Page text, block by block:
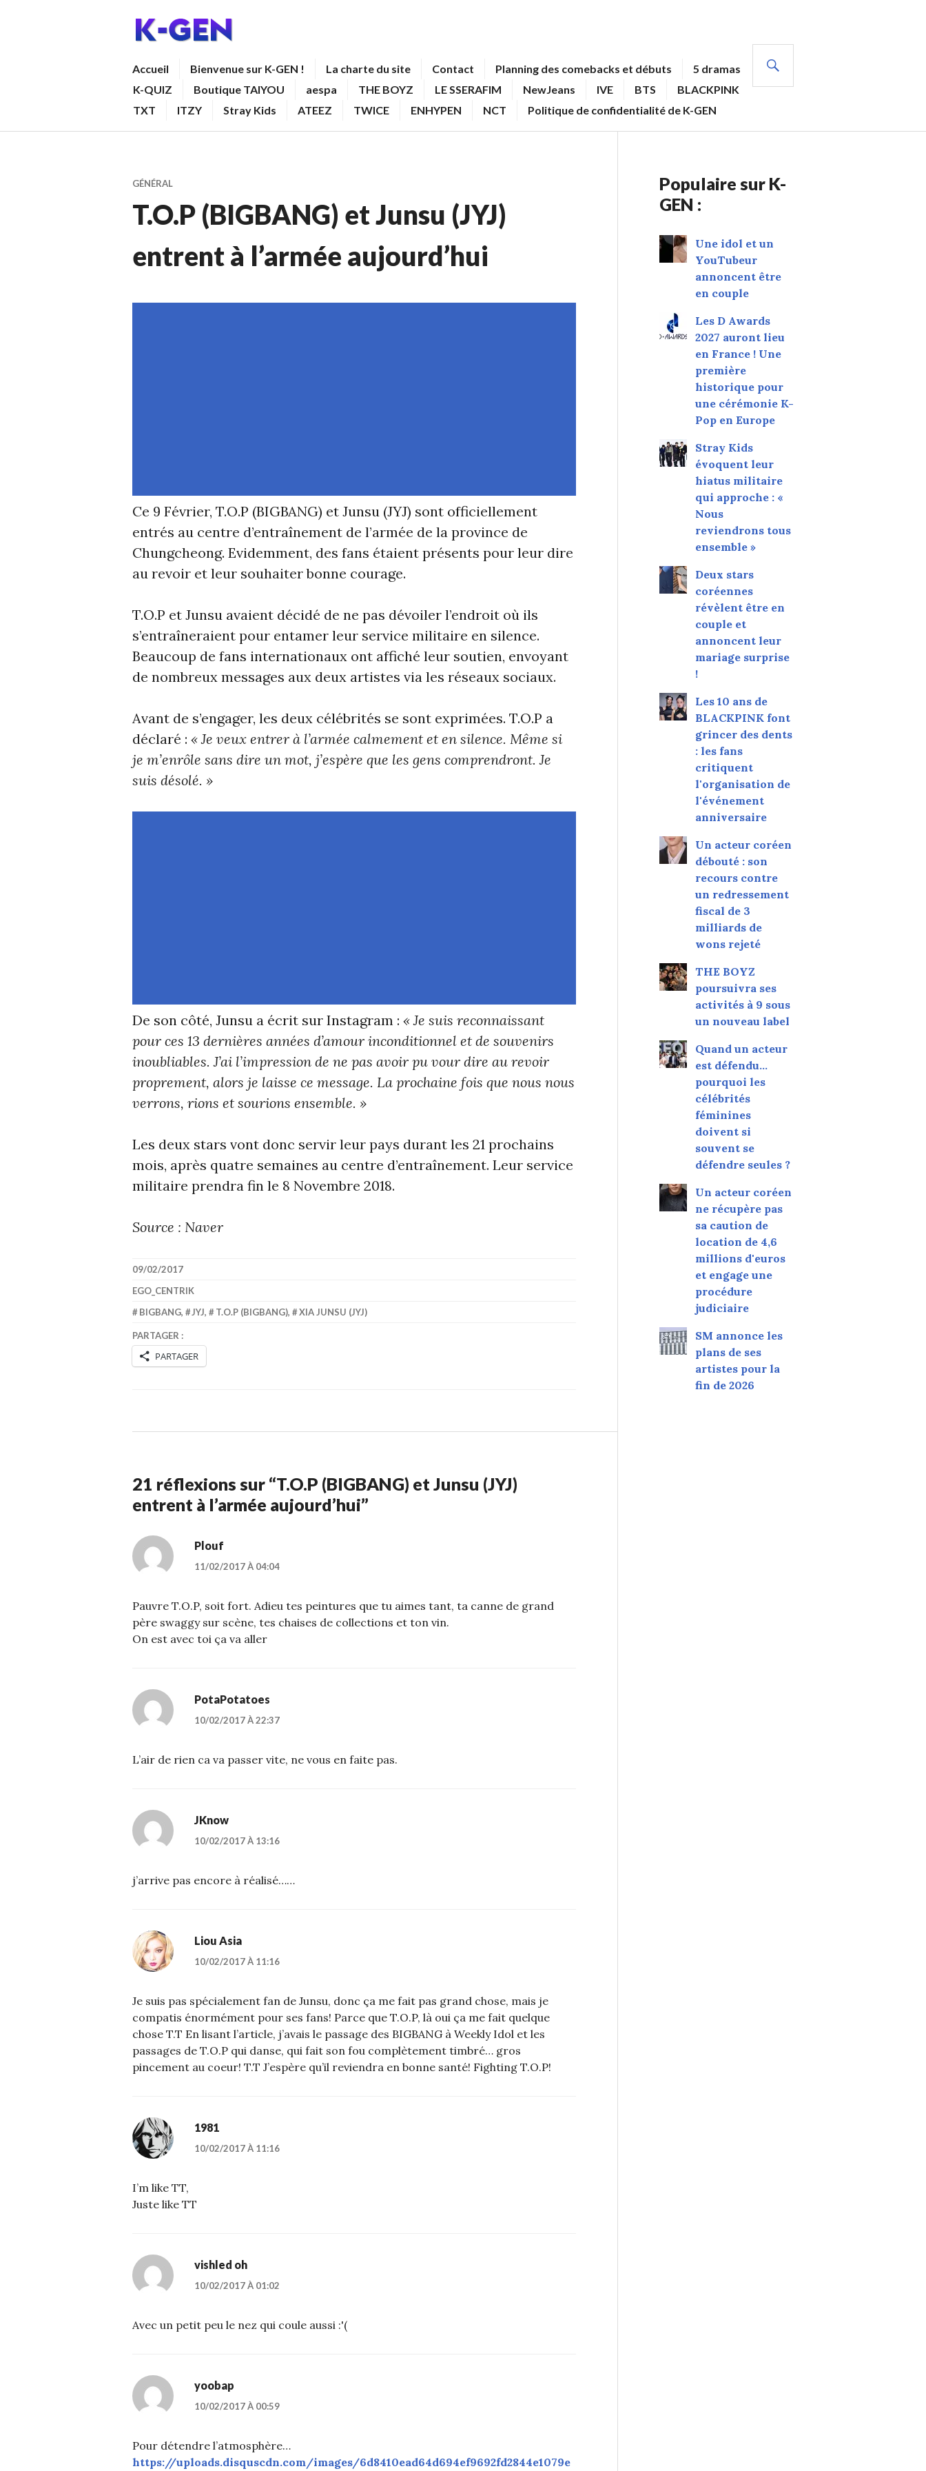
Accueil Bienvenue sur K-GEN ! La charte du site Contact Planning des comebacks et débuts
5 dramas
K-QUIZ
Boutique TAIYOU aespa THE BOYZ LE SSERAFIM NewJeans IVE BTS
BLACKPINK
TXT
ITZY Stray Kids ATEEZ TWICE ENHYPEN NCT Politique de confidentialité de K-GEN
GÉNÉRAL
T.O.P (BIGBANG) et Junsu (JYJ)
entrent à l’armée aujourd’hui
Ce 9 Février, T.O.P (BIGBANG) et Junsu (JYJ) sont officiellement
entrés au centre d’entraînement de l’armée de la province de
Chungcheong. Evidemment, des fans étaient présents pour leur dire
au revoir et leur souhaiter bonne courage.
T.O.P et Junsu avaient décidé de ne pas dévoiler l’endroit où ils
s’entraîneraient pour entamer leur service militaire en silence.
Beaucoup de fans internationaux ont affiché leur soutien, envoyant
de nombreux messages aux deux artistes via les réseaux sociaux.
Avant de s’engager, les deux célébrités se sont exprimées. T.O.P a
déclaré : « Je veux entrer à l’armée calmement et en silence. Même si
je m’enrôle sans dire un mot, j’espère que les gens comprendront. Je
suis désolé. »
De son côté, Junsu a écrit sur Instagram : « Je suis reconnaissant
pour ces 13 dernières années d’amour inconditionnel et de souvenirs
inoubliables. J’ai l’impression de ne pas avoir pu vour dire au revoir
proprement, alors je laisse ce message. La prochaine fois que nous nous
verrons, rions et sourions ensemble. »
Les deux stars vont donc servir leur pays durant les 21 prochains
mois, après quatre semaines au centre d’entraînement. Leur service
militaire prendra fin le 8 Novembre 2018.
Source : Naver
09/02/2017
EGO_CENTRIK
BIGBANG, JYJ, T.O.P (BIGBANG), XIA JUNSU (JYJ)
PARTAGER :
PARTAGER
21 réflexions sur “T.O.P (BIGBANG) et Junsu (JYJ)
entrent à l’armée aujourd’hui”
Plouf
11/02/2017 À 04:04
Pauvre T.O.P, soit fort. Adieu tes peintures que tu aimes tant, ta canne de grand
père swaggy sur scène, tes chaises de collections et ton vin.
On est avec toi ça va aller
PotaPotatoes
10/02/2017 À 22:37
L’air de rien ca va passer vite, ne vous en faite pas.
JKnow
10/02/2017 À 13:16
j’arrive pas encore à réalisé……
Liou Asia
10/02/2017 À 11:16
Je suis pas spécialement fan de Junsu, donc ça me fait pas grand chose, mais je
compatis énormément pour ses fans! Parce que T.O.P, là oui ça me fait quelque
chose T.T En lisant l’article, j’avais le passage des BIGBANG à Weekly Idol et les
passages de T.O.P qui danse, qui fait son fou complètement timbré… gros
pincement au coeur! T.T J’espère qu’il reviendra en bonne santé! Fighting T.O.P!
1981
10/02/2017 À 11:16
I’m like TT,
Juste like TT
vishled oh
10/02/2017 À 01:02
Avec un petit peu le nez qui coule aussi :'(
yoobap
10/02/2017 À 00:59
Pour détendre l’atmosphère…
https://uploads.disquscdn.com/images/6d8410ead64d694ef9692fd2844e1079e
Populaire sur K-
GEN :
Une idol et un
YouTubeur
annoncent être
en couple
Les D Awards
2027 auront lieu
en France ! Une
première
historique pour
une cérémonie K-
Pop en Europe
Stray Kids
évoquent leur
hiatus militaire
qui approche : «
Nous
reviendrons tous
ensemble »
Deux stars
coréennes
révèlent être en
couple et
annoncent leur
mariage surprise
!
Les 10 ans de
BLACKPINK font
grincer des dents
: les fans
critiquent
l'organisation de
l'événement
anniversaire
Un acteur coréen
débouté : son
recours contre
un redressement
fiscal de 3
milliards de
wons rejeté
THE BOYZ
poursuivra ses
activités à 9 sous
un nouveau label
Quand un acteur
est défendu…
pourquoi les
célébrités
féminines
doivent si
souvent se
défendre seules ?
Un acteur coréen
ne récupère pas
sa caution de
location de 4,6
millions d'euros
et engage une
procédure
judiciaire
SM annonce les
plans de ses
artistes pour la
fin de 2026